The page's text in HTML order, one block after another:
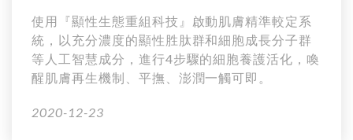
使用『顯性生態重組科技』啟動肌膚精準較定系
統，以充分濃度的顯性胜肽群和細胞成長分子群
等人工智慧成分，進行4步驟的細胞養護活化，喚
醒肌膚再生機制、平撫、澎潤一觸可即。
2020-12-23